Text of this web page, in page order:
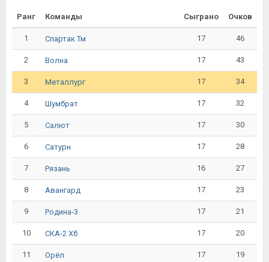
Ранг Команды Сыграно Очков
1 Спартак Тм 17 46
2 Волна 17 43
3 Металлург 17 34
4 Шумбрат 17 32
5 Салют 17 30
6 Сатурн 17 28
7 Рязань 16 27
8 Авангард 17 23
9 Родина-3 17 21
10 СКА-2 Хб 17 20
11 Орёл 17 19